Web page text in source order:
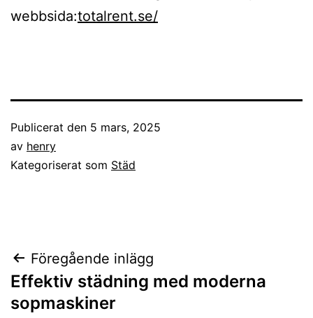
webbsida:totalrent.se/
Publicerat den 5 mars, 2025
av henry
Kategoriserat som Städ
Inläggsnavigering
Föregående inlägg
Effektiv städning med moderna
sopmaskiner